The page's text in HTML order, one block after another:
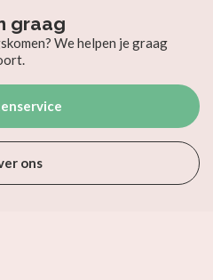
graag
We helpen je graag
ons